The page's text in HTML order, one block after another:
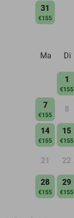
31
€155
Ma
Di
1
€155
7
€155
8
14
€155
15
€155
21 22
28
€155
29
€155